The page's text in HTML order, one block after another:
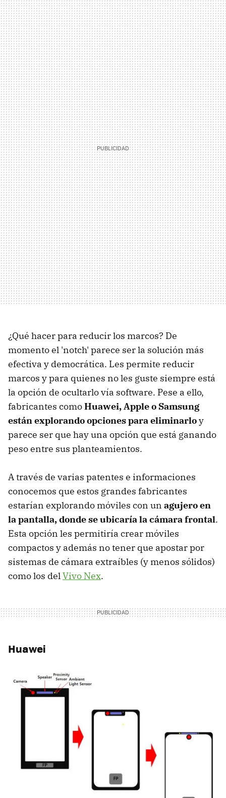
¿Qué hacer para reducir los marcos? De
momento el 'notch' parece ser la solución más
efectiva y democrática. Les permite reducir
marcos y para quienes no les guste siempre está
la opción de ocultarlo vía software. Pese a ello,
fabricantes comoHuawei, Apple o Samsung
están explorando opciones para eliminarloy
parece ser que hay una opción que está ganando
peso entre sus planteamientos.
A través de varias patentes e informaciones
conocemos que estos grandes fabricantes
estarían explorando móviles con un agujero en
la pantalla, donde se ubicaría la cámara frontal.
Esta opción les permitiría crear móviles
compactos y además no tener que apostar por
sistemas de cámara extraíbles (y menos sólidos)
como los delVivo Nex.
Huawei